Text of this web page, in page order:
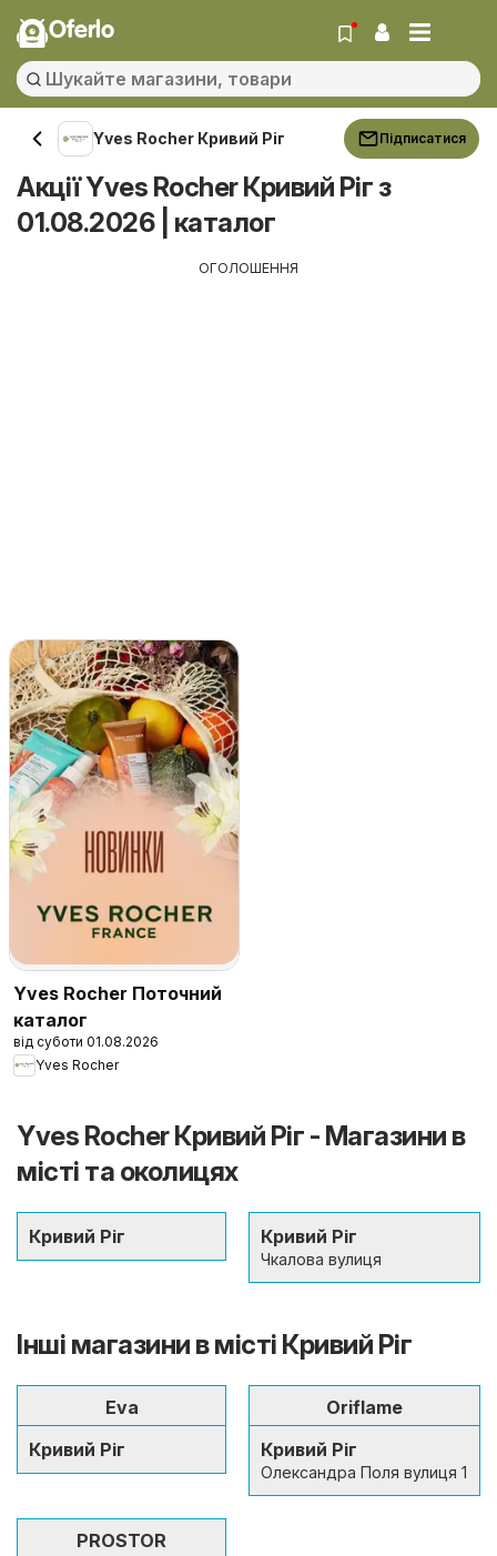
Oferlo
Yves Rocher Кривий Ріг Підписатися
Акції Yves Rocher Кривий Ріг з
01.08.2026 | каталог
ОГОЛОШЕННЯ
Yves Rocher Поточний
каталог
від суботи 01.08.2026
Yves Rocher
Yves Rocher Кривий Ріг - Магазини в
місті та околицях
Кривий Ріг Кривий Ріг
Чкалова вулиця
Інші магазини в місті Кривий Ріг
Eva
Кривий Ріг
Oriflame
Кривий Ріг
Олександра Поля вулиця 1
PROSTOR